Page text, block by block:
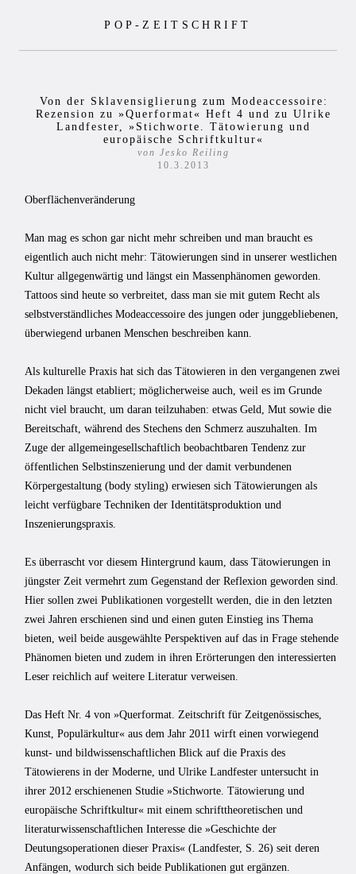
POP-ZEITSCHRIFT
Von der Sklavensiglierung zum Modeaccessoire:
Rezension zu »Querformat« Heft 4 und zu Ulrike
Landfester, »Stichworte. Tätowierung und
europäische Schriftkultur«
von Jesko Reiling
10.3.2013
Oberflächenveränderung
Man mag es schon gar nicht mehr schreiben und man braucht es
eigentlich auch nicht mehr: Tätowierungen sind in unserer westlichen
Kultur allgegenwärtig und längst ein Massenphänomen geworden.
Tattoos sind heute so verbreitet, dass man sie mit gutem Recht als
selbstverständliches Modeaccessoire des jungen oder junggebliebenen,
überwiegend urbanen Menschen beschreiben kann.
Als kulturelle Praxis hat sich das Tätowieren in den vergangenen zwei
Dekaden längst etabliert; möglicherweise auch, weil es im Grunde
nicht viel braucht, um daran teilzuhaben: etwas Geld, Mut sowie die
Bereitschaft, während des Stechens den Schmerz auszuhalten. Im
Zuge der allgemeingesellschaftlich beobachtbaren Tendenz zur
öffentlichen Selbstinszenierung und der damit verbundenen
Körpergestaltung (body styling) erwiesen sich Tätowierungen als
leicht verfügbare Techniken der Identitätsproduktion und
Inszenierungspraxis.
Es überrascht vor diesem Hintergrund kaum, dass Tätowierungen in
jüngster Zeit vermehrt zum Gegenstand der Reflexion geworden sind.
Hier sollen zwei Publikationen vorgestellt werden, die in den letzten
zwei Jahren erschienen sind und einen guten Einstieg ins Thema
bieten, weil beide ausgewählte Perspektiven auf das in Frage stehende
Phänomen bieten und zudem in ihren Erörterungen den interessierten
Leser reichlich auf weitere Literatur verweisen.
Das Heft Nr. 4 von »Querformat. Zeitschrift für Zeitgenössisches,
Kunst, Populärkultur« aus dem Jahr 2011 wirft einen vorwiegend
kunst- und bildwissenschaftlichen Blick auf die Praxis des
Tätowierens in der Moderne, und Ulrike Landfester untersucht in
ihrer 2012 erschienenen Studie »Stichworte. Tätowierung und
europäische Schriftkultur« mit einem schrifttheoretischen und
literaturwissenschaftlichen Interesse die »Geschichte der
Deutungsoperationen dieser Praxis« (Landfester, S. 26) seit deren
Anfängen, wodurch sich beide Publikationen gut ergänzen.